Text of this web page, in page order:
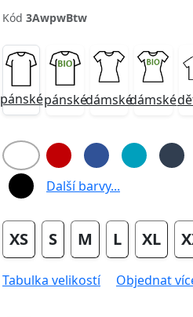
Kód 3AwpwBtw
pánsképánskédámskédámské
Další barvy...
XS S M L XL
Tabulka velikostí Objednat